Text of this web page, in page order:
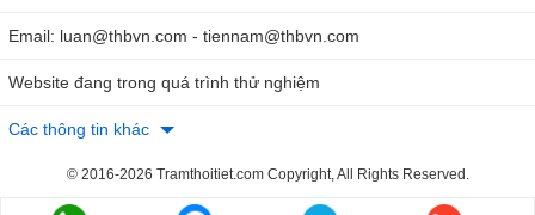
Email: luan@thbvn.com - tiennam@thbvn.com
Website đang trong quá trình thử nghiệm
Các thông tin khác
© 2016-2026 Tramthoitiet.com Copyright, All Rights Reserved.